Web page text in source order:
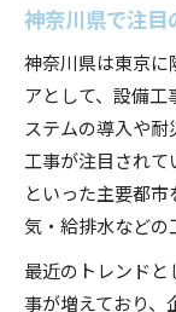
神奈川県で注
神奈川県は東京に
アとして、設備工
ステムの導入や
工事が注目され
といった主要都
気・給排水などの
最近のトレンド
事が増えており、